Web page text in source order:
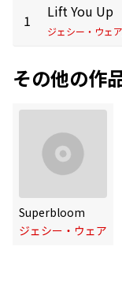
1 Lift You Up
ジェシー・ウェ
その他の作
Superbloom
ジェシー・ウェア